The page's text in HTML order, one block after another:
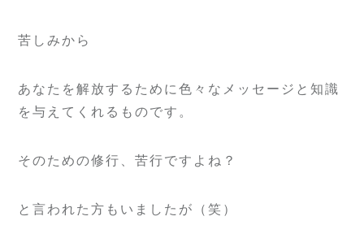
苦しみから
あなたを解放するために色々なメッセージと知識
を与えてくれるものです。
そのための修行、苦行ですよね？
と言われた方もいましたが（笑）